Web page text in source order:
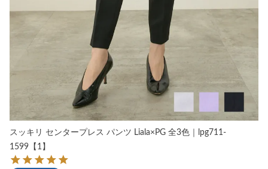
スッキリ センタープレス パンツ Liala×PG 全3色｜lpg711-
1599【1】